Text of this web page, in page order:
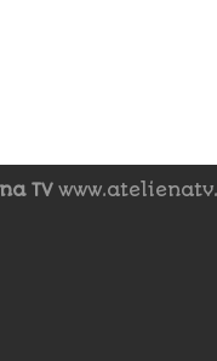
TV